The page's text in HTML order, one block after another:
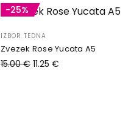
strani
-25%
IZBOR TEDNA
Zvezek Rose Yucata A5
15.00€ 11.25 €